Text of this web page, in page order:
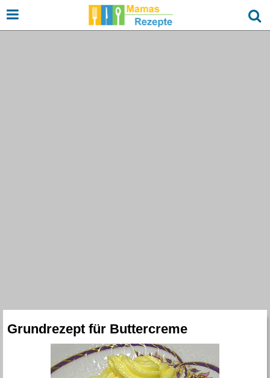
Grundrezept für Buttercreme